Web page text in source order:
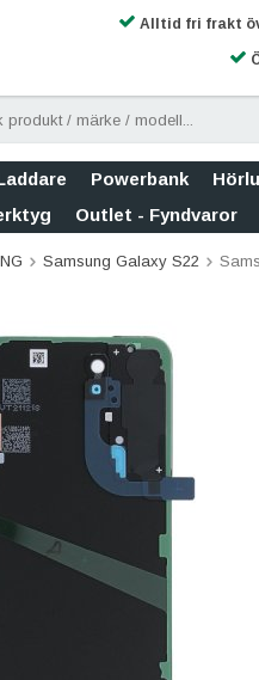
Alltid fri frakt
Powerbank
Outlet - Fyndvaror
Samsung Galaxy S22